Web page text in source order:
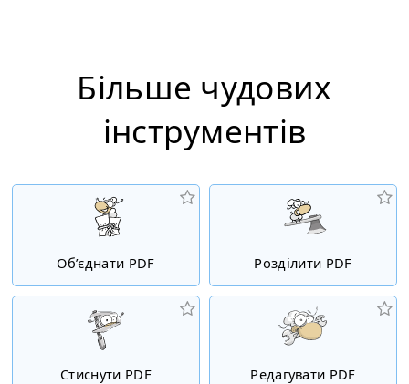
Більше чудових
інструментiв
Об’єднати PDF Розділити PDF
Стиснути PDF Редагувати PDF